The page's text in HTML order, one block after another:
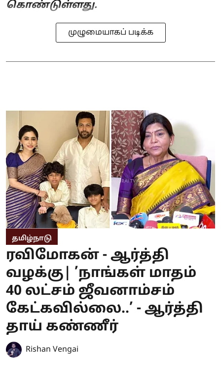
கொண்டுள்ளது.
முழுமையாகப் படிக்க
தமிழ்நாடு
ரவிமோகன் - ஆர்த்தி
வழக்கு| ’நாங்கள் மாதம்
40 லட்சம் ஜீவனாம்சம்
கேட்கவில்லை..’ - ஆர்த்தி
தாய் கண்ணீர்
Rishan Vengai